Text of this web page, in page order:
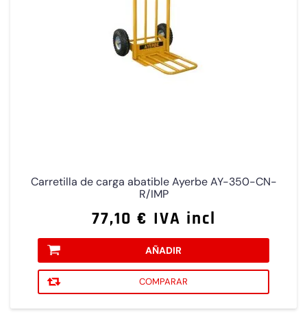
Carretilla de carga abatible Ayerbe AY-350-CN-
R/IMP
77,10 € IVA incl
AÑADIR
COMPARAR